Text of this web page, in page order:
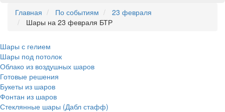
Главная По событиям
23 февраля
Шары на 23 февраля БТР
Шары с гелием
Шары под потолок
Облако из воздушных шаров
Готовые решения
Букеты из шаров
Фонтан из шаров
Стеклянные шары (Дабл стафф)